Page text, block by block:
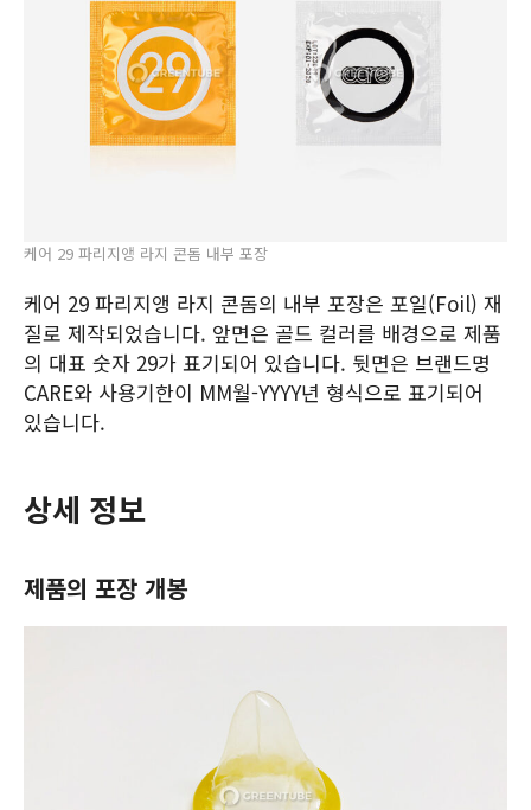
케어 29 파리지앵 라지 콘돔 내부 포장
케어 29 파리지앵 라지 콘돔의 내부 포장은 포일(Foil) 재
질로 제작되었습니다. 앞면은 골드 컬러를 배경으로 제품
의 대표 숫자 29가 표기되어 있습니다. 뒷면은 브랜드명
CARE와 사용기한이 MM월-YYYY년 형식으로 표기되어
있습니다.
상세 정보
제품의 포장 개봉